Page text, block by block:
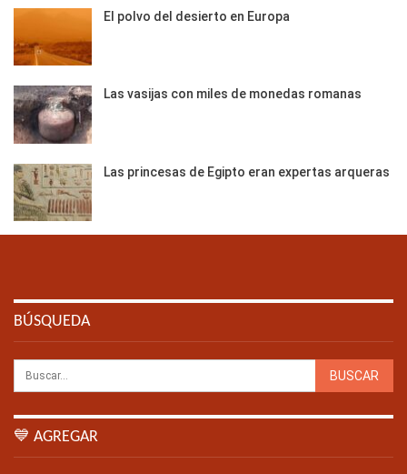
El polvo del desierto en Europa
Las vasijas con miles de monedas romanas
Las princesas de Egipto eran expertas arqueras
BÚSQUEDA
💙 AGREGAR